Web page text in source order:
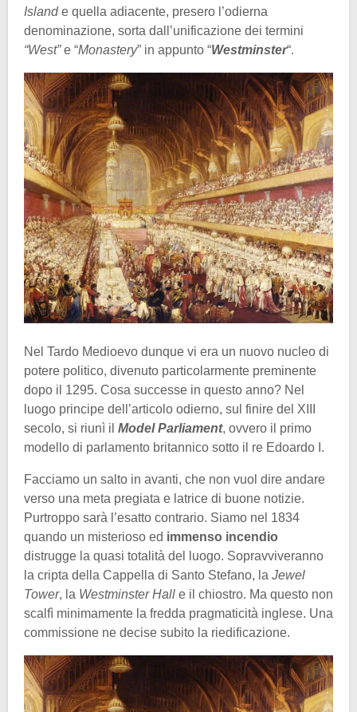
Islande quella adiacente, presero l’odierna
denominazione, sorta dall’unificazione dei termini
“West”e “Monastery” in appunto “Westminster“.
Nel Tardo Medioevo dunque vi era un nuovo nucleo di
potere politico, divenuto particolarmente preminente
dopo il 1295. Cosa successe in questo anno? Nel
luogo principe dell’articolo odierno, sul finire del XIII
secolo, si riunì il Model Parliament, ovvero il primo
modello di parlamento britannico sotto il re Edoardo I.
Facciamo un salto in avanti, che non vuol dire andare
verso una meta pregiata e latrice di buone notizie.
Purtroppo sarà l’esatto contrario. Siamo nel 1834
quando un misterioso ed immenso incendio
distrugge la quasi totalità del luogo. Sopravviveranno
la cripta della Cappella di Santo Stefano, la Jewel
Tower, la Westminster Hall e il chiostro. Ma questo non
scalfì minimamente la fredda pragmaticità inglese. Una
commissione ne decise subito la riedificazione.